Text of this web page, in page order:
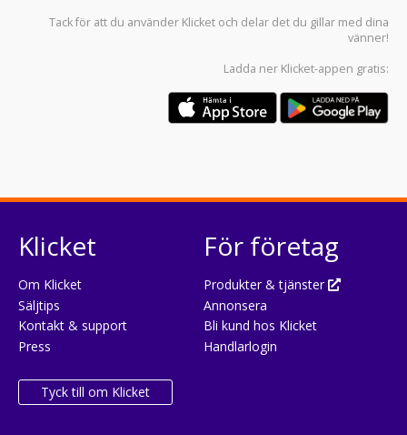
Tack för att du använder Klicket och delar det du gillar med dina
vänner!
Ladda ner Klicket-appen gratis:
Klicket
Om Klicket
Säljtips
Kontakt & support
Press
Tyck till om Klicket
För företag
Produkter & tjänster
Annonsera
Bli kund hos Klicket
Handlarlogin